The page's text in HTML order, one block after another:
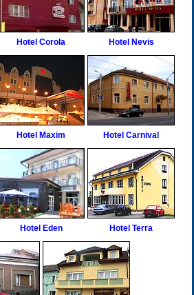
Hotel Corola Hotel Nevis
Hotel Maxim Hotel Carnival
Hotel Eden Hotel Terra